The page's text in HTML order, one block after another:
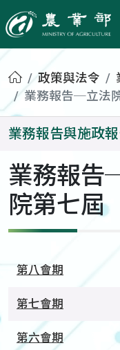
農業部
首頁政策與法令
業務報告─立法
業務報告與施政
業務報告
院第七屆
第八會期
第七會期
第六會期